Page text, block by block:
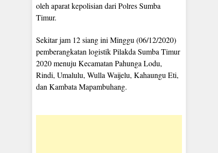
oleh aparat kepolisian dari Polres Sumba
Timur.
Sekitar jam 12 siang ini Minggu (06/12/2020)
pemberangkatan logistik Pilakda Sumba Timur
2020 menuju Kecamatan Pahunga Lodu,
Rindi, Umalulu, Wulla Waijelu, Kahaungu Eti,
dan Kambata Mapambuhang.